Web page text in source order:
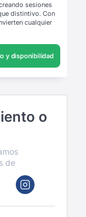
sesiones
distintivo. Con
cualquier
y disponibilidad
o
de